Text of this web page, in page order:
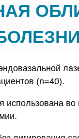
(n=40).
использована